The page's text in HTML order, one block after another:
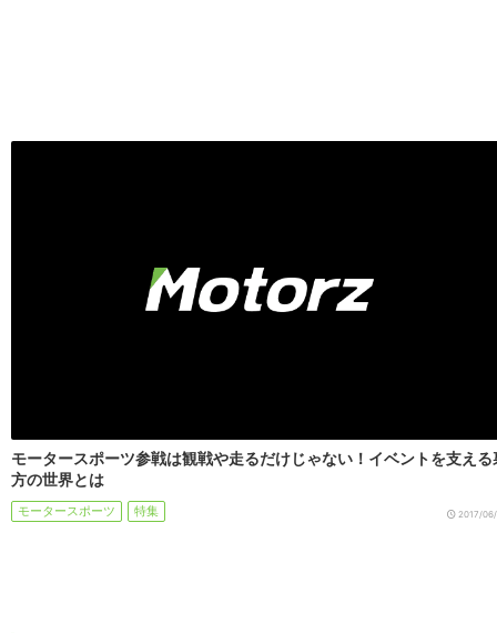
モータースポーツ参戦は観戦や走るだけじゃない！イベントを支える
方の世界とは
モータースポーツ 特集 2017/